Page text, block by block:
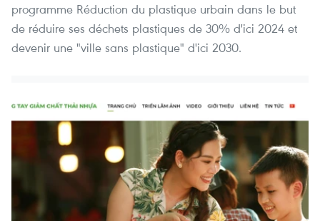
programme Réduction du plastique urbain dans le but
de réduire ses déchets plastiques de 30% d'ici 2024 et
devenir une "ville sans plastique" d'ici 2030. ​